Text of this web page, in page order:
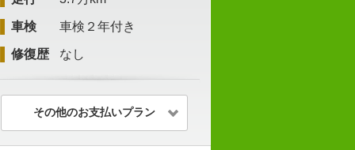
車検 車検２年付き
修復歴 なし
その他のお支払いプラン